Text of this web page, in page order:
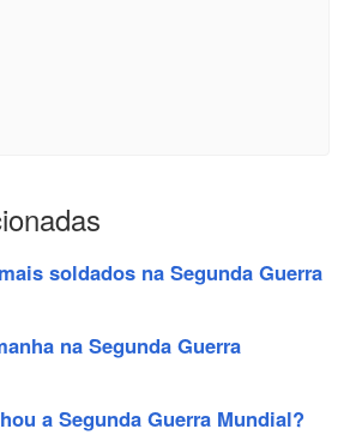
soldados na Segunda Guerra
na Segunda Guerra
a Segunda Guerra Mundial?